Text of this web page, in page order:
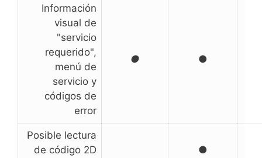
Información
visual de
"servicio
requerido",
menú de
servicio y
códigos de
error
● ●
Posible lectura
de código 2D
●